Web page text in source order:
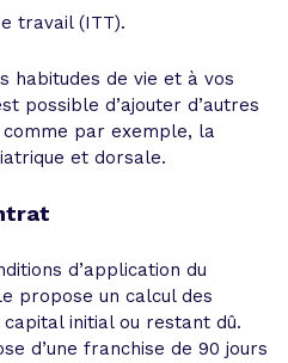
travail (ITT).
habitudes de vie et à vos
possible d’ajouter d’autres
par exemple, la
et dorsale.
d’application du
propose un calcul des
initial ou restant dû.
d’une franchise de 90 jours